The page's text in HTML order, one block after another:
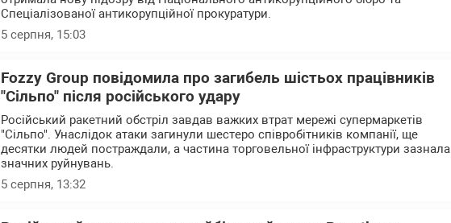
Спеціалізованої антикорупційної прокуратури.
5 серпня, 15:03
Fozzy Group повідомила про загибель шістьох працівників
"Сільпо" після російського удару
Російський ракетний обстріл завдав важких втрат мережі супермаркетів
"Сільпо". Унаслідок атаки загинули шестеро співробітників компанії, ще
десятки людей постраждали, а частина торговельної інфраструктури зазнала
значних руйнувань.
5 серпня, 13:32